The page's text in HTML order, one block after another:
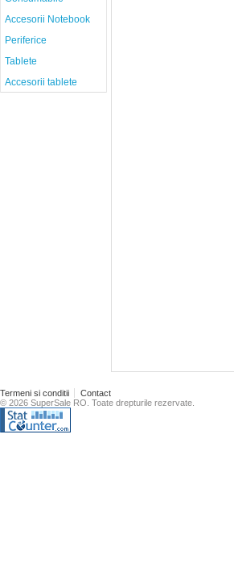
Accesorii Notebook
Periferice
Tablete
Accesorii tablete
Termeni si conditii
Contact
© 2026 SuperSale RO. Toate drepturile rezervate.